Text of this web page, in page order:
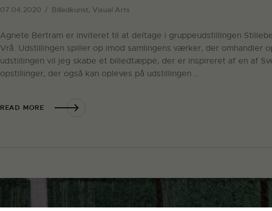
07.04.2020 Billedkunst, Visual Arts
Agnete Bertram er inviteret til at deltage i gruppeudstillingen
Vrå. Udstillingen spiller op imod samlingens værker, der omhandler
udstillingen vil jeg skabe et billedtæppe, der er inspireret af en af
opstillinger, der også kan opleves på udstillingen.…
READ MORE